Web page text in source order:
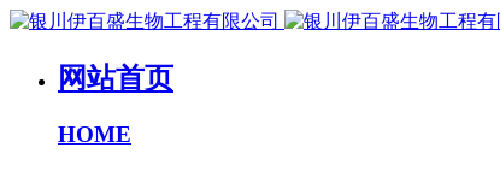
网站首页
HOME